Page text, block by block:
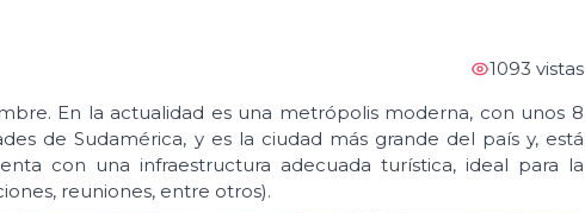
1093 vistas
En la actualidad es una metrópolis moderna, con unos 8
de Sudamérica, y es la ciudad más grande del país y, está
con una infraestructura adecuada turística, ideal para la
reuniones, entre otros).